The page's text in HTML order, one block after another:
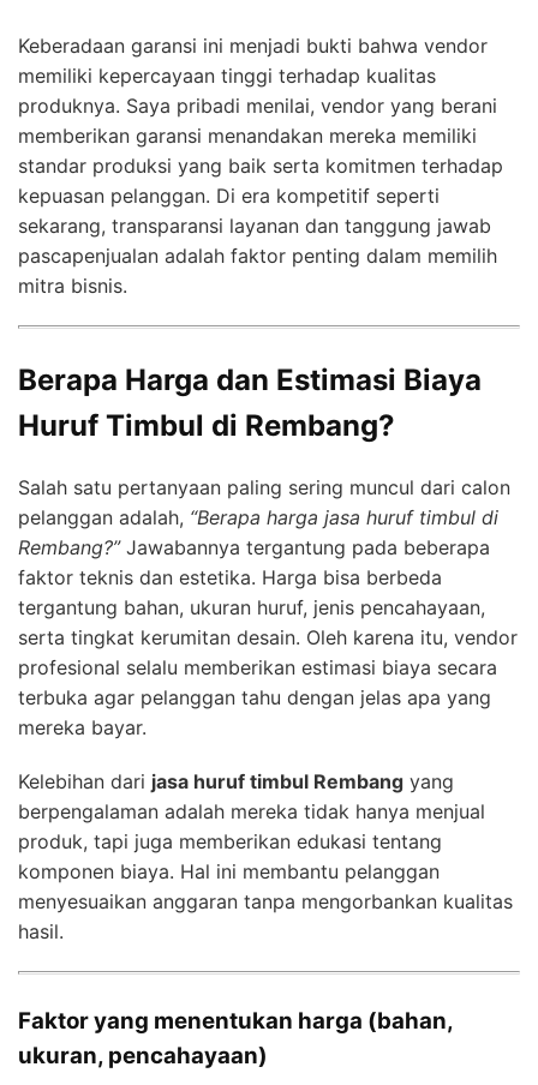
Keberadaan garansi ini menjadi bukti bahwa vendor
memiliki kepercayaan tinggi terhadap kualitas
produknya. Saya pribadi menilai, vendor yang berani
memberikan garansi menandakan mereka memiliki
standar produksi yang baik serta komitmen terhadap
kepuasan pelanggan. Di era kompetitif seperti
sekarang, transparansi layanan dan tanggung jawab
pascapenjualan adalah faktor penting dalam memilih
mitra bisnis.
Berapa Harga dan Estimasi Biaya
Huruf Timbul di Rembang?
Salah satu pertanyaan paling sering muncul dari calon
pelanggan adalah, “Berapa harga jasa huruf timbul di
Rembang?”Jawabannya tergantung pada beberapa
faktor teknis dan estetika. Harga bisa berbeda
tergantung bahan, ukuran huruf, jenis pencahayaan,
serta tingkat kerumitan desain. Oleh karena itu, vendor
profesional selalu memberikan estimasi biaya secara
terbuka agar pelanggan tahu dengan jelas apa yang
mereka bayar.
Kelebihan dari jasa huruf timbul Rembang yang
berpengalaman adalah mereka tidak hanya menjual
produk, tapi juga memberikan edukasi tentang
komponen biaya. Hal ini membantu pelanggan
menyesuaikan anggaran tanpa mengorbankan kualitas
hasil.
Faktor yang menentukan harga (bahan,
ukuran, pencahayaan)